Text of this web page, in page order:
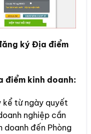
ký Địa điểm
điểm kinh doanh:
kể từ ngày quyết
nghiệp cần
doanh đến Phòng